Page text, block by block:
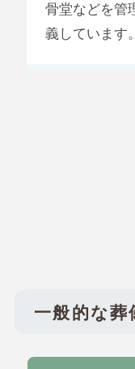
骨堂などを管
義しています。
一般的な葬